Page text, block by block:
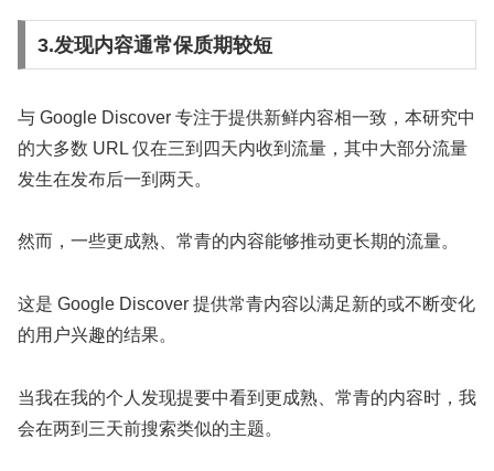
3.发现内容通常保质期较短
与 Google Discover 专注于提供新鲜内容相一致，本研究中
的大多数 URL 仅在三到四天内收到流量，其中大部分流量
发生在发布后一到两天。
然而，一些更成熟、常青的内容能够推动更长期的流量。
这是 Google Discover 提供常青内容以满足新的或不断变化
的用户兴趣的结果。
当我在我的个人发现提要中看到更成熟、常青的内容时，我
会在两到三天前搜索类似的主题。